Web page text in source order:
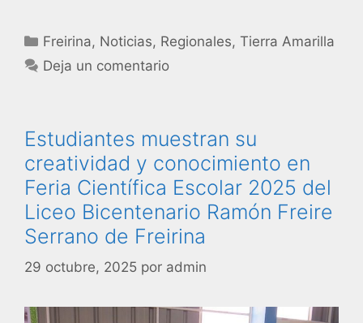
Freirina, Noticias, Regionales,Tierra Amarilla
Deja un comentario
Estudiantes muestran su
creatividad y conocimiento en
Feria Científica Escolar 2025 del
Liceo Bicentenario Ramón Freire
Serrano de Freirina
29 octubre, 2025 por admin